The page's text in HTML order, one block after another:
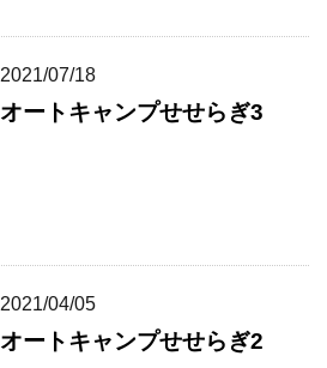
2021/07/18
オートキャンプせせらぎ3
2021/04/05
オートキャンプせせらぎ2